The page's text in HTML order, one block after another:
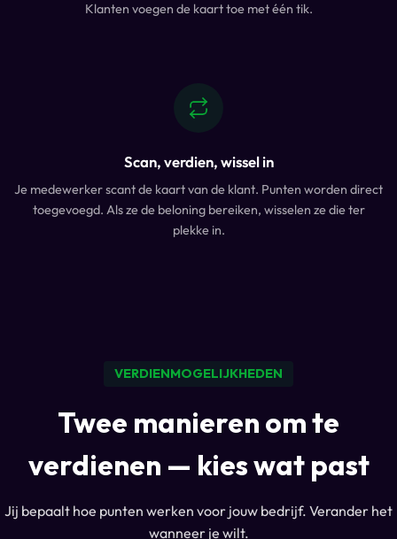
Klanten voegen de kaart toe met één tik.
Scan, verdien, wissel in
Je medewerker scant de kaart van de klant. Punten worden direct
toegevoegd. Als ze de beloning bereiken, wisselen ze die ter
plekke in.
VERDIENMOGELIJKHEDEN
Twee manieren om te
verdienen — kies wat past
Jij bepaalt hoe punten werken voor jouw bedrijf. Verander het
wanneer je wilt.